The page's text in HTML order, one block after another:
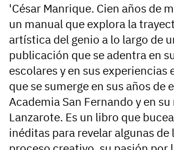
'César Manrique. Cien años de
un manual que explora la
artística del genio a lo largo de
publicación que se adentra en
escolares y en sus experiencias
que se sumerge en sus años de
Academia San Fernando y en su
Lanzarote. Es un libro que
inéditas para revelar algunas de